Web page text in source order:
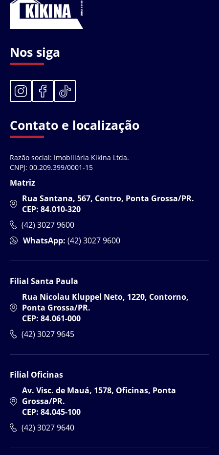
Nos siga
Contato e localização
Razão social: Imobiliária Kikina Ltda.
CNPJ: 00.209.399/0001-15
Matriz
Rua Santana, 567, Centro, Ponta Grossa/PR.
CEP: 84.010-320
(42) 3027 9600
WhatsApp: (42) 3027 9600
Filial Santa Paula
Rua Nicolau Kluppel Neto, 1220, Contorno,
Ponta Grossa/PR.
CEP: 84.061-000
(42) 3027 9645
Filial Oficinas
Av. Visc. de Mauá, 1578, Oficinas, Ponta
Grossa/PR.
CEP: 84.045-100
(42) 3027 9640